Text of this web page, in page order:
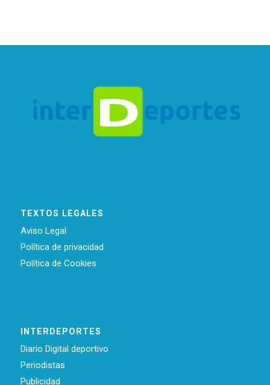
TEXTOS LEGALES
Aviso Legal
Política de privacidad
Política de Cookies
INTERDEPORTES
Diario Digital deportivo
Periodistas
Publicidad